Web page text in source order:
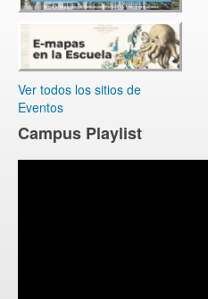
Ver todos los sitios de
Eventos
Campus Playlist